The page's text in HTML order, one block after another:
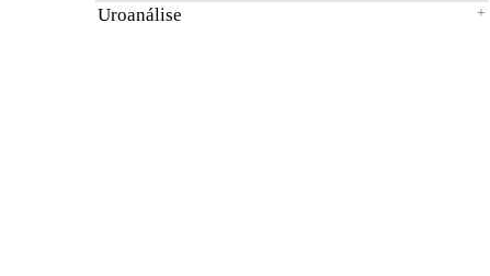
Uroanálise +